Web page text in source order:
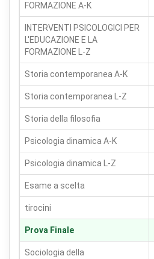
FORMAZIONE A-K
INTERVENTI PSICOLOGICI PER
L'EDUCAZIONE E LA
FORMAZIONE L-Z
Storia contemporanea A-K
Storia contemporanea L-Z
Storia della filosofia
Psicologia dinamica A-K
Psicologia dinamica L-Z
Esame a scelta
tirocini
Prova Finale
Sociologia della